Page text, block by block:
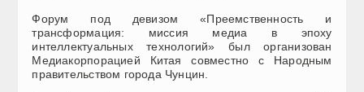
Форум под девизом «Преемственность и
трансформация: миссия медиа в эпоху
интеллектуальных технологий» был организован
Медиакорпорацией Китая совместно с Народным
правительством города Чунцин.